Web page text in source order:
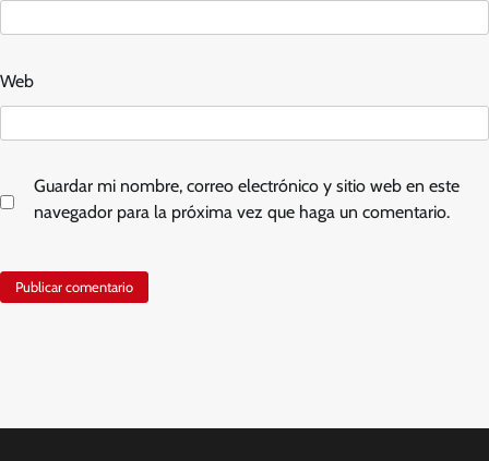
Web
Guardar mi nombre, correo electrónico y sitio web en este
navegador para la próxima vez que haga un comentario.